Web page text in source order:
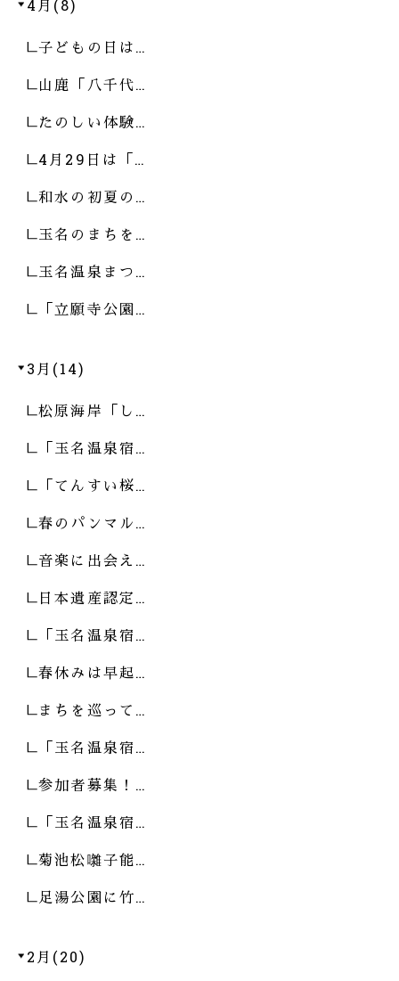
4月(8)
子どもの日は…
山鹿「八千代…
たのしい体験…
4月29日は「…
和水の初夏の…
玉名のまちを…
玉名温泉まつ…
「立願寺公園…
3月(14)
松原海岸「し…
「玉名温泉宿…
「てんすい桜…
春のパンマル…
音楽に出会え…
日本遺産認定…
「玉名温泉宿…
春休みは早起…
まちを巡って…
「玉名温泉宿…
参加者募集！…
「玉名温泉宿…
菊池松囃子能…
足湯公園に竹…
2月(20)